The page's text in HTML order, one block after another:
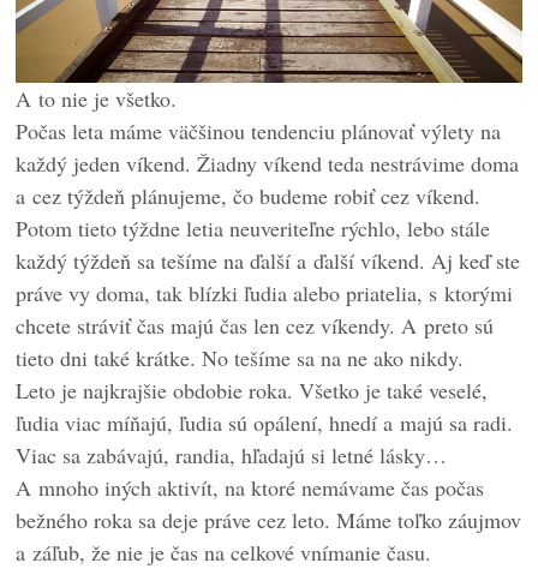
A to nie je všetko.
Počas leta máme väčšinou tendenciu plánovať výlety na
každý jeden víkend. Žiadny víkend teda nestrávime doma
a cez týždeň plánujeme, čo budeme robiť cez víkend.
Potom tieto týždne letia neuveriteľne rýchlo, lebo stále
každý týždeň sa tešíme na ďalší a ďalší víkend. Aj keď ste
práve vy doma, tak blízki ľudia alebo priatelia, s ktorými
chcete stráviť čas majú čas len cez víkendy. A preto sú
tieto dni také krátke. No tešíme sa na ne ako nikdy.
Leto je najkrajšie obdobie roka. Všetko je také veselé,
ľudia viac míňajú, ľudia sú opálení, hnedí a majú sa radi.
Viac sa zabávajú, randia, hľadajú si letné lásky…
A mnoho iných aktivít, na ktoré nemávame čas počas
bežného roka sa deje práve cez leto. Máme toľko záujmov
a záľub, že nie je čas na celkové vnímanie času.